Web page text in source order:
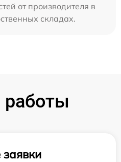
от производителя в
складах.